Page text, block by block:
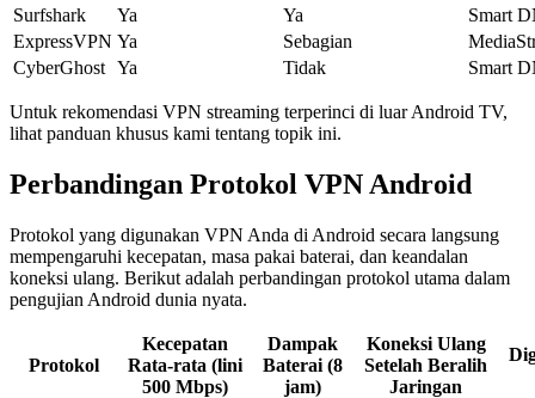
Surfshark
Ya Ya
Smart
ExpressVPN Ya Sebagian
CyberGhost Ya Tidak Smart
Untuk rekomendasi VPN streaming terperinci di luar Android TV,
lihat panduan khusus kami tentang topik ini.
Perbandingan Protokol VPN Android
Protokol yang digunakan VPN Anda di Android secara langsung
mempengaruhi kecepatan, masa pakai baterai, dan keandalan
koneksi ulang. Berikut adalah perbandingan protokol utama dalam
pengujian Android dunia nyata.
Protokol
Kecepatan
Rata-rata (lini
500 Mbps)
Dampak
Baterai (8
jam)
Koneksi Ulang
Setelah Beralih
Jaringan